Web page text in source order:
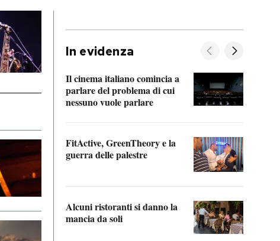
In evidenza
Il cinema italiano comincia a
parlare del problema di cui
nessuno vuole parlare
FitActive, GreenTheory e la
guerra delle palestre
Alcuni ristoranti si danno la
mancia da soli